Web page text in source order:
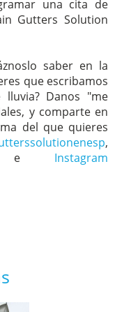
una cita de
Gutters Solution
saber en la
que escribamos
Danos "me
y comparte en
del que quieres
,
Instagram